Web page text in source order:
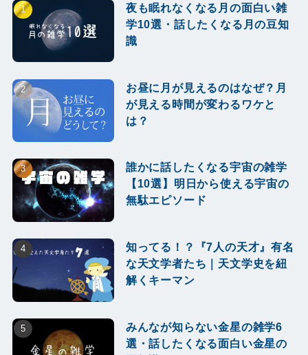
夜も眠れなくなる月の面白い雑
学10選・話したくなる月の豆知
識
お昼に月が見えるのはなぜ？月
が見える時間が変わるワケと
は？
誰かに話したくなる宇宙の雑学
【10選】明日から使える宇宙の
無駄エピソード
知ってる！？『7人の天才』有名
な天文学者たち｜天文学史を紐
解くキーマン
みんなが知らない金星の雑学6
選・話したくなる面白い金星の